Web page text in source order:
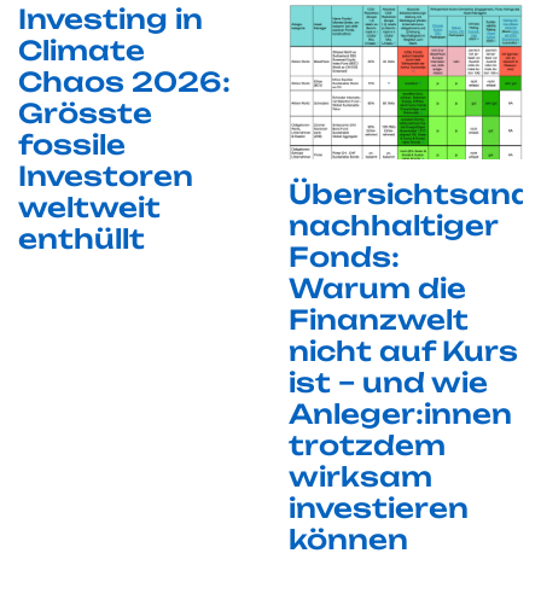
Investing in
Climate
Chaos 2026:
Grösste
fossile
Investoren
weltweit
enthüllt
nachhaltiger
Fonds:
Warum die
Finanzwelt
nicht auf Kurs
ist – und wie
Anleger:innen
trotzdem
wirksam
investieren
können